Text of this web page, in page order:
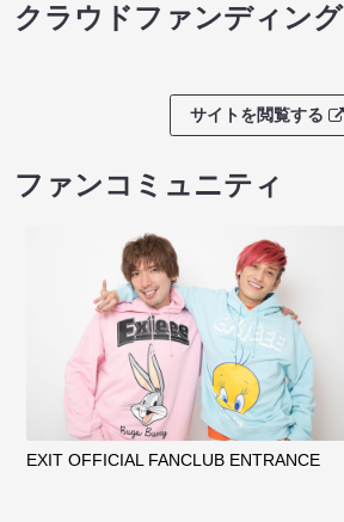
クラウドファンディング
サイトを閲覧する
ファンコミュニティ
EXIT OFFICIAL FANCLUB ENTRANCE